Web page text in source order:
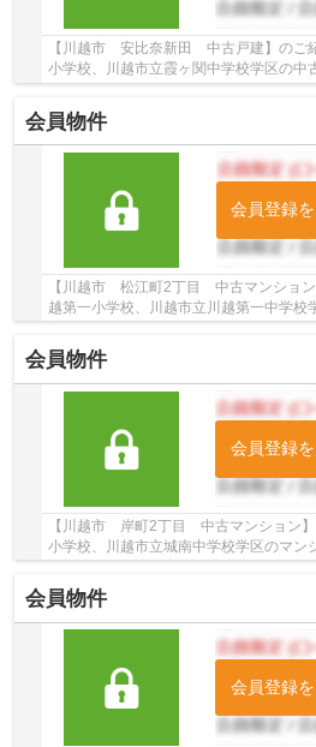
【川越市 安比奈新田 中古戸建】のご
小学校、川越市立霞ヶ関中学校学区の中
古戸建♪的場駅徒歩24分の中古戸建です
会員物件
会員登録
【川越市 松江町2丁目 中古マンショ
越第一小学校、川越市立川越第一中学校
会員物件
会員登録
【川越市 岸町2丁目 中古マンション
小学校、川越市立城南中学校学区のマン
会員物件
会員登録